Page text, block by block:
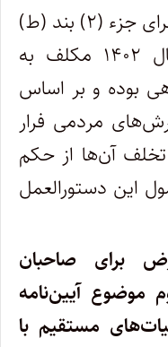
۸- صاحبان مشاغلی که در اجرای جزء (۲) بند (ط)
تبصره (۶) قانون بودجه سال ۱۴۰۲ مکلف به
بوده و بر اساس
مردمی فرار
تخلف آن‌ها از حکم
این دستورالعمل
برای صاحبان
آیین‌نامه
مالیات‌های مستقیم با